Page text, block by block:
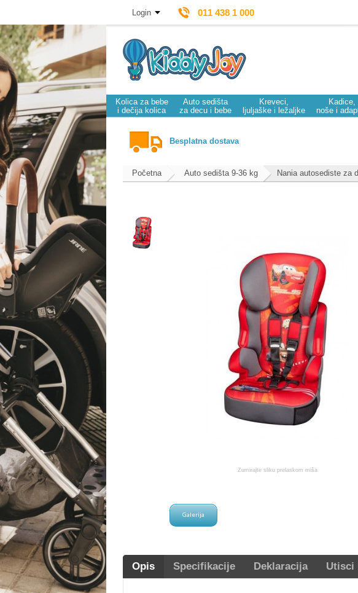
Login 011 438 1 000
Kolica za bebe
i dečija kolica
Auto sedišta
za decu i bebe
Kreveci,
ljuljaške i ležaljke
Kadice,
noše i
Besplatna dostava
Početna Auto sedišta 9-36 kg Nania autosediste za
Opis Specifikacije Deklaracija Utisci